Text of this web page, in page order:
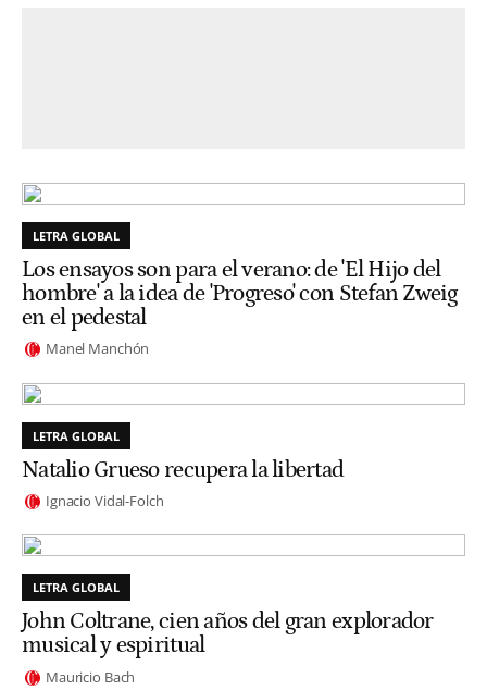
LETRA GLOBAL
Los ensayos son para el verano: de 'El Hijo del
hombre' a la idea de 'Progreso' con Stefan Zweig
en el pedestal
Manel Manchón
LETRA GLOBAL
Natalio Grueso recupera la libertad
Ignacio Vidal-Folch
LETRA GLOBAL
John Coltrane, cien años del gran explorador
musical y espiritual
Mauricio Bach